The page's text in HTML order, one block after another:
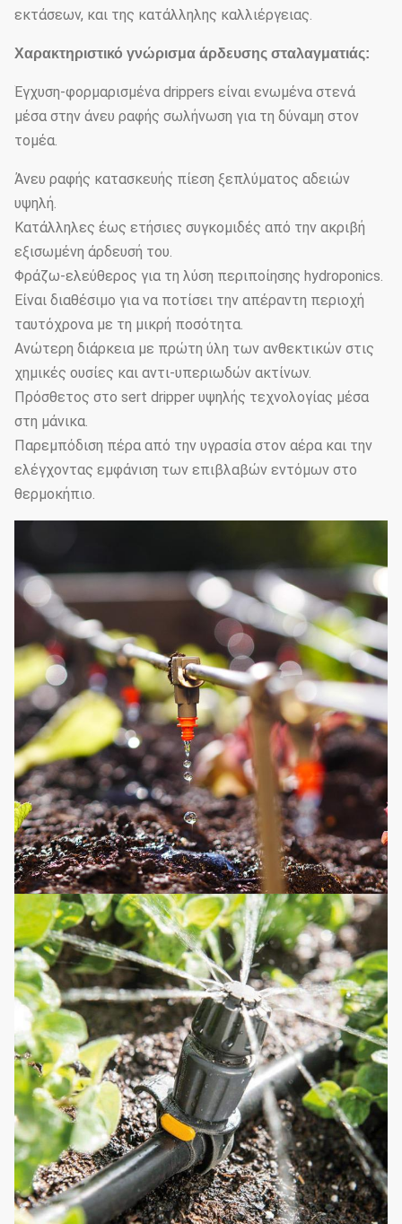
εκτάσεων, και της κατάλληλης καλλιέργειας.
Χαρακτηριστικό γνώρισμα άρδευσης σταλαγματιάς:
Έγχυση-φορμαρισμένα drippers είναι ενωμένα στενά
μέσα στην άνευ ραφής σωλήνωση για τη δύναμη στον
τομέα.
Άνευ ραφής κατασκευής πίεση ξεπλύματος αδειών
υψηλή.
Κατάλληλες έως ετήσιες συγκομιδές από την ακριβή
εξισωμένη άρδευσή του.
Φράζω-ελεύθερος για τη λύση περιποίησης hydroponics.
Είναι διαθέσιμο για να ποτίσει την απέραντη περιοχή
ταυτόχρονα με τη μικρή ποσότητα.
Ανώτερη διάρκεια με πρώτη ύλη των ανθεκτικών στις
χημικές ουσίες και αντι-υπεριωδών ακτίνων.
Πρόσθετος στο sert dripper υψηλής τεχνολογίας μέσα
στη μάνικα.
Παρεμπόδιση πέρα από την υγρασία στον αέρα και την
ελέγχοντας εμφάνιση των επιβλαβών εντόμων στο
θερμοκήπιο.